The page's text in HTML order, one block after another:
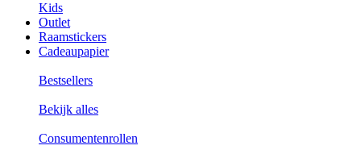
Kids
Outlet
Raamstickers
Cadeaupapier
Bestsellers
Bekijk alles
Consumentenrollen